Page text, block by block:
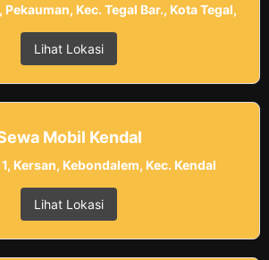
Kec. Tegal Bar., Kota Tegal,
Lihat Lokasi
Mobil Kendal
Kersan, Kebondalem, Kec. Kendal
Lihat Lokasi